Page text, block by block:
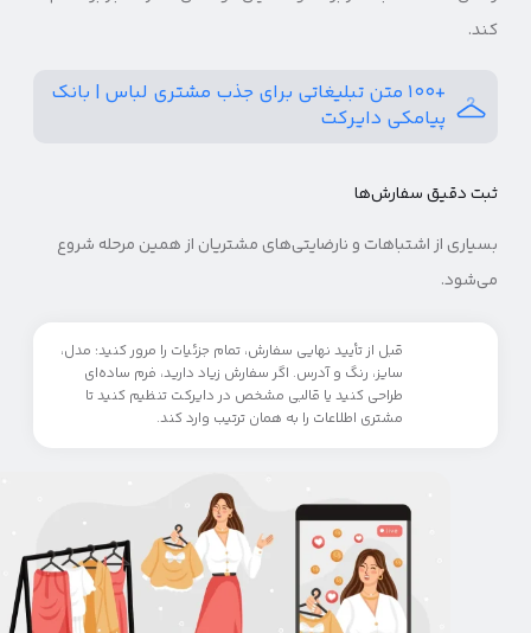
کند.
+۱۰۰ متن تبلیغاتی برای جذب مشتری لباس | بانک
پیامکی دایرکت
ثبت دقیق سفارش‌ها
بسیاری از اشتباهات و نارضایتی‌های مشتریان از همین مرحله شروع
می‌شود.
قبل از تأیید نهایی سفارش، تمام جزئیات را مرور کنید: مدل،
سایز، رنگ و آدرس. اگر سفارش زیاد دارید، فرم ساده‌ای
طراحی کنید یا قالبی مشخص در دایرکت تنظیم کنید تا
مشتری اطلاعات را به همان ترتیب وارد کند.